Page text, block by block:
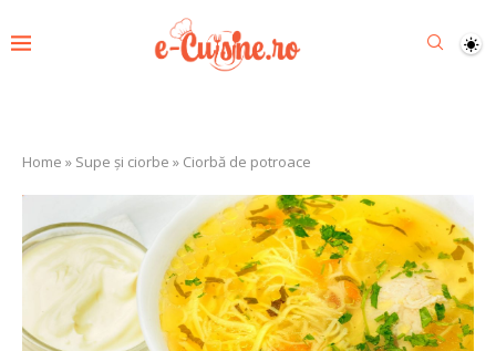
Home » Supe și ciorbe » Ciorbă de potroace